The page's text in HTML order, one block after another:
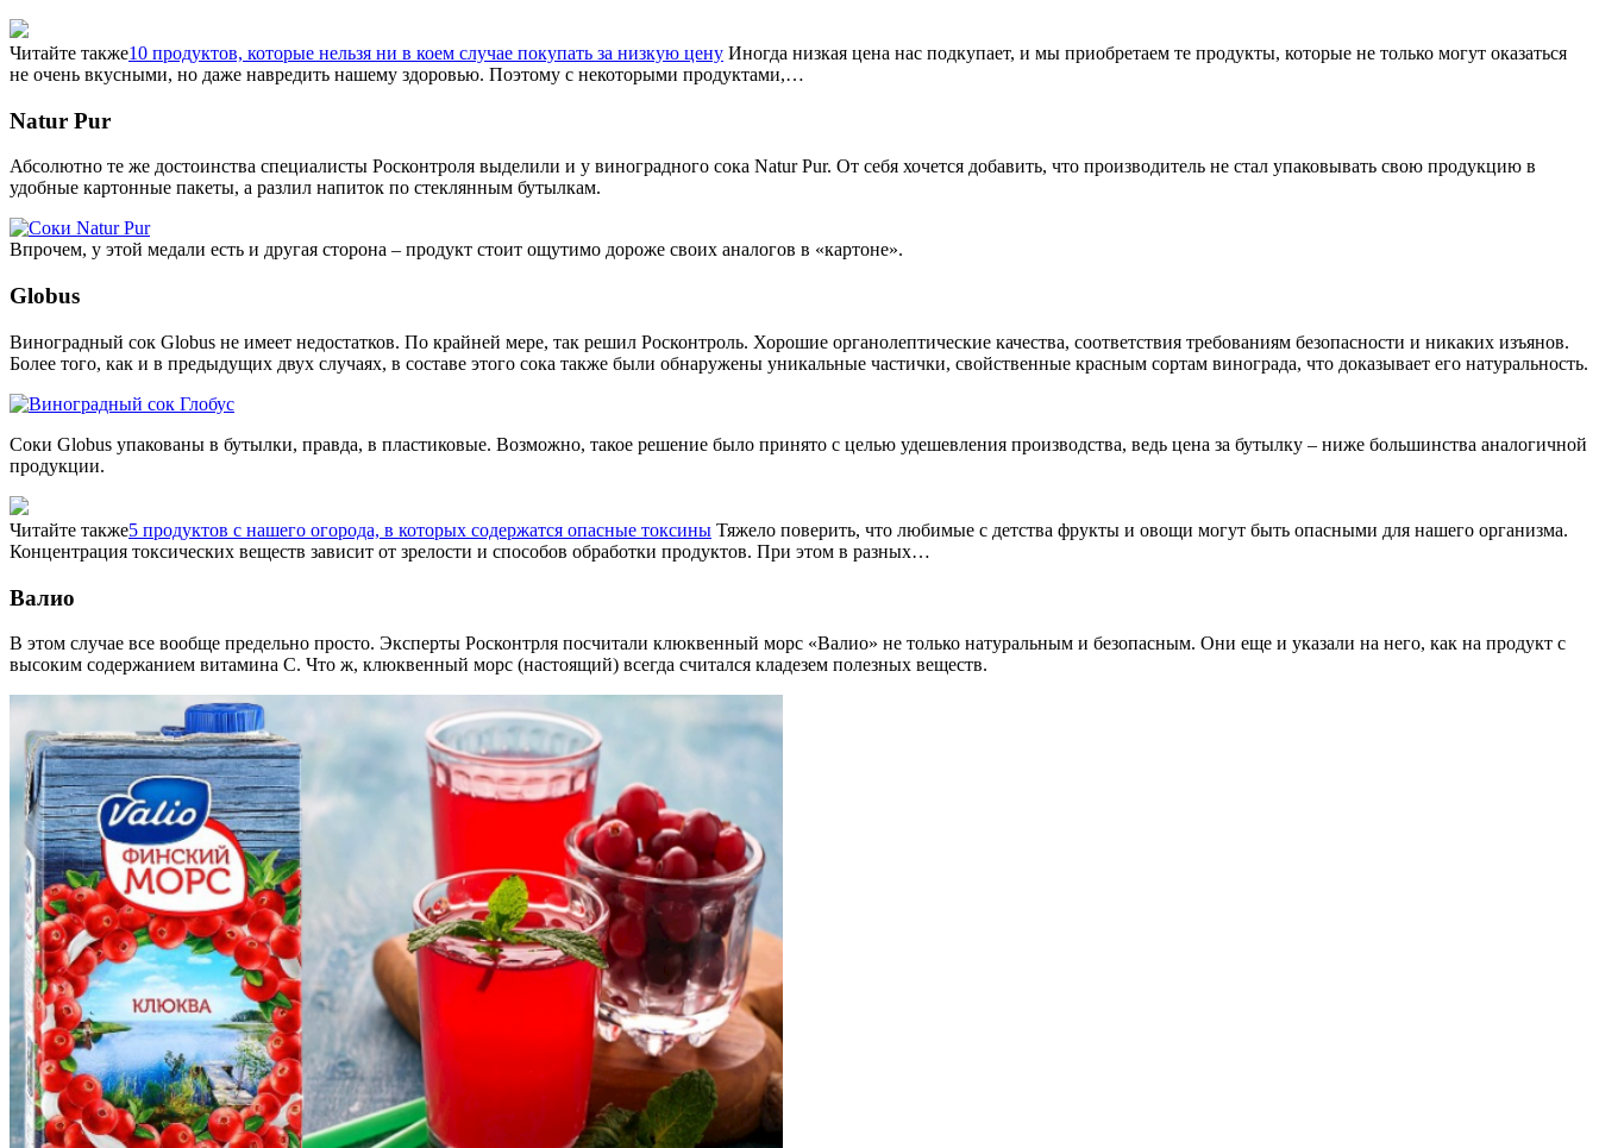
Читайте также10 продуктов, которые нельзя ни в коем случае покупать за низкую цену Иногда низкая цена нас подкупает, и мы приобретаем те продукты, которые не только могут оказаться
не очень вкусными, но даже навредить нашему здоровью. Поэтому с некоторыми продуктами,…
Natur Pur
Абсолютно те же достоинства специалисты Росконтроля выделили и у виноградного сока Natur Pur. От себя хочется добавить, что производитель не стал упаковывать свою продукцию в
удобные картонные пакеты, а разлил напиток по стеклянным бутылкам.
Впрочем, у этой медали есть и другая сторона – продукт стоит ощутимо дороже своих аналогов в «картоне».
Globus
Виноградный сок Globus не имеет недостатков. По крайней мере, так решил Росконтроль. Хорошие органолептические качества, соответствия требованиям безопасности и никаких изъянов.
Более того, как и в предыдущих двух случаях, в составе этого сока также были обнаружены уникальные частички, свойственные красным сортам винограда, что доказывает его натуральность.
Соки Globus упакованы в бутылки, правда, в пластиковые. Возможно, такое решение было принято с целью удешевления производства, ведь цена за бутылку – ниже большинства аналогичной
продукции.
Читайте также5 продуктов с нашего огорода, в которых содержатся опасные токсины Тяжело поверить, что любимые с детства фрукты и овощи могут быть опасными для нашего организма.
Концентрация токсических веществ зависит от зрелости и способов обработки продуктов. При этом в разных…
Валио
В этом случае все вообще предельно просто. Эксперты Росконтрля посчитали клюквенный морс «Валио» не только натуральным и безопасным. Они еще и указали на него, как на продукт с
высоким содержанием витамина С. Что ж, клюквенный морс (настоящий) всегда считался кладезем полезных веществ.